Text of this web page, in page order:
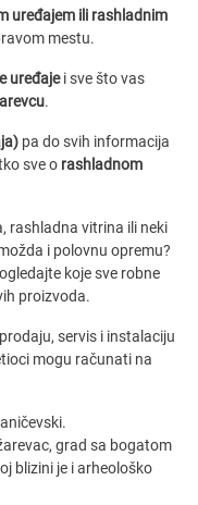
uređajem ili rashladnim
mestu.
uređajei sve što vas
.
pa do svih informacija
sve o rashladnom
rashladna vitrina ili neki
i polovnu opremu?
koje sve robne
proizvoda.
servis i instalaciju
mogu računati na
grad sa bogatom
blizini je i arheološko